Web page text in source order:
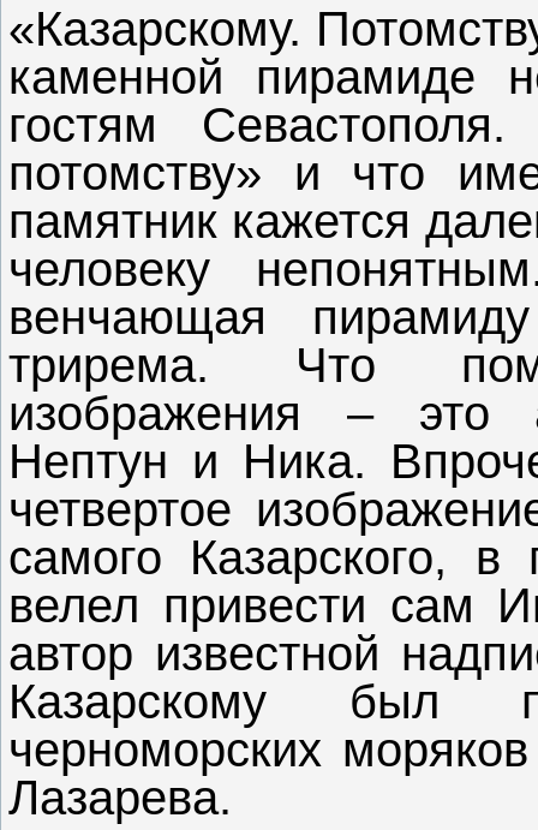
«Казарскому.
каменной пирамиде
гостям
потомству» и что
памятник кажется
человеку
венчающая
трирема. Что
изображения – это
Нептун и Ника.
четвертое
самого Казарского, в
велел привести сам
автор известной
Казарскому был
черноморских
Лазарева.